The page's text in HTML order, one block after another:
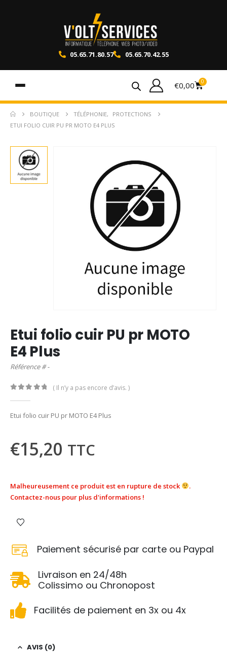
05.65.71.80.57 05.65.70.42.55
€0,00 0
BOUTIQUE TÉLÉPHONIE,
PROTECTIONS
ETUI FOLIO CUIR PU PR MOTO E4 PLUS
Etui folio cuir PU pr MOTO
E4 Plus
Référence # -
( Il n’y a pas encore d’avis. )
Etui folio cuir PU pr MOTO E4 Plus
€15,20 TTC
Malheureusement ce produit est en rupture de stock
.
Contactez-nous pour plus d'informations !
Paiement sécurisé par carte ou Paypal
Livraison en 24/48h
Colissimo ou Chronopost
Facilités de paiement en 3x ou 4x
AVIS (0)